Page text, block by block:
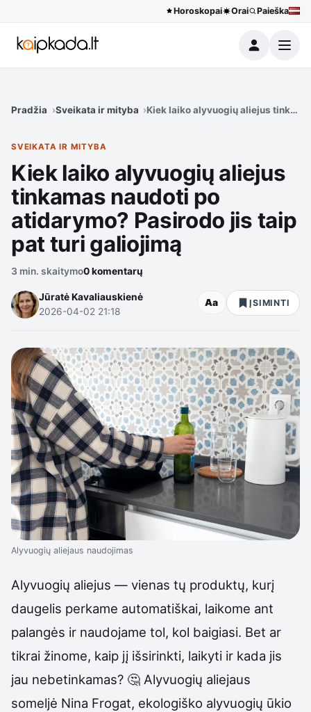
Horoskopai Orai Paieška
Meniu
Pradžia Sveikata ir mityba Kiek laiko alyvuogių aliejus
SVEIKATA IR MITYBA
Kiek laiko alyvuogių aliejus
tinkamas naudoti po
atidarymo? Pasirodo jis taip
pat turi galiojimą
3 min. skaitymo0 komentarų
Jūratė Kavaliauskienė
2026-04-02 21:18
Aa ĮSIMINTI
Alyvuogių aliejaus naudojimas
Alyvuogių aliejus — vienas tų produktų, kurį
daugelis perkame automatiškai, laikome ant
palangės ir naudojame tol, kol baigiasi. Bet ar
tikrai žinome, kaip jį išsirinkti, laikyti ir kada jis
jau nebetinkamas? 🤔 Alyvuogių aliejaus
someljė Nina Frogat, ekologiško alyvuogių ūkio